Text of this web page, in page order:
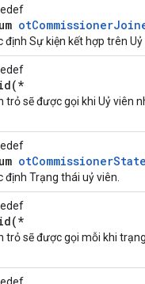
định Sự kiện kết hợp trên Uỷ
trỏ sẽ được gọi khi Uỷ viên
otCommissionerState
định Trạng thái uỷ viên.
trỏ sẽ được gọi mỗi khi